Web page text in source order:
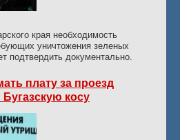
края необходимость
уничтожения зеленых
подтвердить документально.
плату за проезд
косу